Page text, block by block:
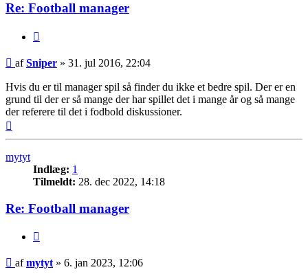
Re: Football manager
Indlæg
afSniper » 31. jul 2016, 22:04
Hvis du er til manager spil så finder du ikke et bedre spil. Der er en
grund til der er så mange der har spillet det i mange år og så mange
der referere til det i fodbold diskussioner.
mytyt
Indlæg: 1
Tilmeldt: 28. dec 2022, 14:18
Re: Football manager
Indlæg
afmytyt » 6. jan 2023, 12:06